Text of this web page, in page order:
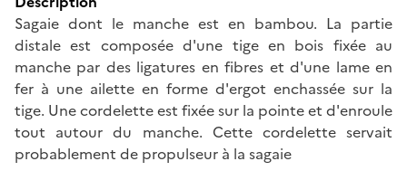
Sagaie dont le manche est en bambou. La partie
distale est composée d'une tige en bois fixée au
manche par des ligatures en fibres et d'une lame en
fer à une ailette en forme d'ergot enchassée sur la
tige. Une cordelette est fixée sur la pointe et d'enroule
tout autour du manche. Cette cordelette servait
probablement de propulseur à la sagaie